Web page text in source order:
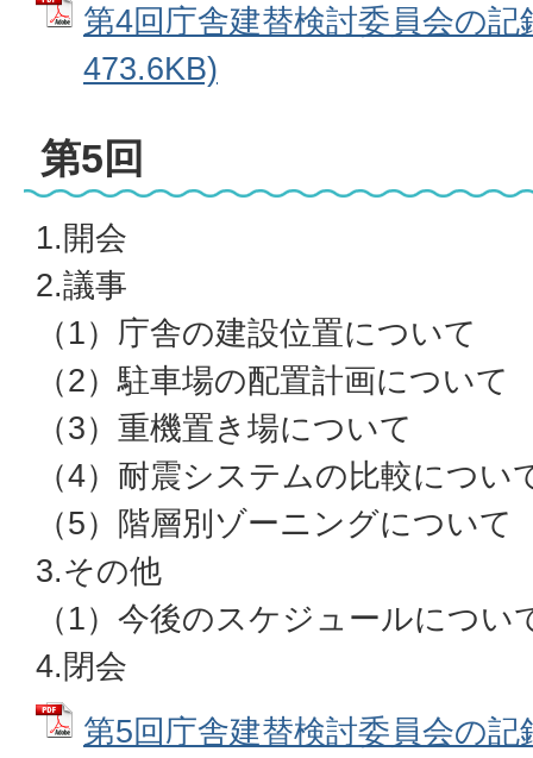
第4回庁舎建替検討委員会の
473.6KB)
第5回
1.開会
2.議事
（1）庁舎の建設位置について
（2）駐車場の配置計画について
（3）重機置き場について
（4）耐震システムの比較につい
（5）階層別ゾーニングについて
3.その他
（1）今後のスケジュールについ
4.閉会
第5回庁舎建替検討委員会の